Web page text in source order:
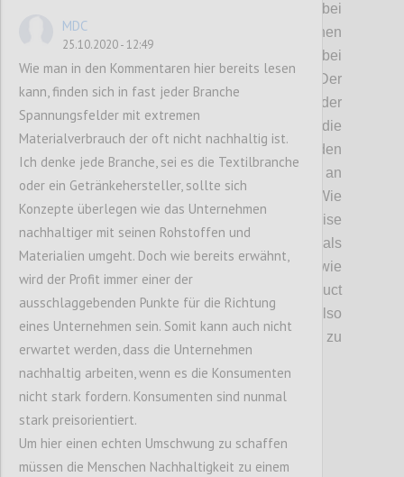
bei
Toyota in den 70 Jahren des vergangenen
wichtigsten Treiber bei
der Entwicklung von Lieferketten. Der
Preisdruck
zum einen und die Reduktion der
Transportkosten
haben die
Produktion aller Produkte rund um den
Globus verteilt und so ein fragiles Netz an
Liefer- und Produktionsketten geschaffen.
Wie
auch diskutiert wurde, hat uns die Krise
gezeigt, dass eine
Kette niemals
krisenfest sein kann
(daher auch Ansätze wie
Product
Lifecycles
Welche Faktoren sind hier also
hin zu
resilienteren
MDC
25.10.2020 - 12:49
Wie man in den Kommentaren hier bereits lesen
kann, finden sich in fast jeder Branche
Spannungsfelder mit extremen
Materialverbrauch der oft nicht nachhaltig ist.
Ich denke jede Branche, sei es die Textilbranche
oder ein Getränkehersteller, sollte sich
Konzepte überlegen wie das Unternehmen
nachhaltiger mit seinen Rohstoffen und
Materialien umgeht. Doch wie bereits erwähnt,
wird der Profit immer einer der
ausschlaggebenden Punkte für die Richtung
eines Unternehmen sein. Somit kann auch nicht
erwartet werden, dass die Unternehmen
nachhaltig arbeiten, wenn es die Konsumenten
nicht stark fordern. Konsumenten sind nunmal
stark preisorientiert.
Um hier einen echten Umschwung zu schaffen
müssen die Menschen Nachhaltigkeit zu einem